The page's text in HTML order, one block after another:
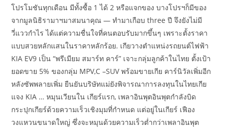
โปรโมชันทุกเดือน มีทั้งซื้อ 1 ได้ 2 หรือแจกของ บางโปรฯก็มีของ
จากมูลนิธิรามาฯมาสมนาคุณ — ทำมาเกือบ three ปี จึงยังไม่มี
วี่แววกำไร ได้แต่ความชื่นใจที่คนตอบรับมากขึ้นๆ เพราะตั้งราคา
แบบสวยหลักแสนในราคาหลักร้อย. เกียวางตำแหน่งรถยนต์ไฟฟ้า
KIA EV9 เป็น “พรีเมียม สมาร์ท คาร์” เจาะกลุ่มลูกค้าในไทย ตั้งเป้า
ยอดขาย 5% ของกลุ่ม MPV,C –SUV พร้อมขายเกีย คาร์นิวัลเพิ่มอีก
หลังซัพพลายเพิ่ม ยืนยันบริษัทแม่ยังพิจารณาการลงทุนในไทยเกีย
แจง KIA … หมุนเวียนใน เกียร์แรก, เพลาอินพุตอินพุตกำลังบิด
กระปุกเกียร์ด้วยความเร็วเชิงมุมที่กำหนด แต่อยู่ในเกียร์ เฟือง
วงแหวนขนาดใหญ่ ซึ่งจะหมุนด้วยความเร็วต่ำกว่าเพลาอินพุต